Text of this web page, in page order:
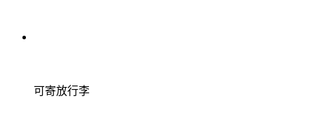
可寄放行李